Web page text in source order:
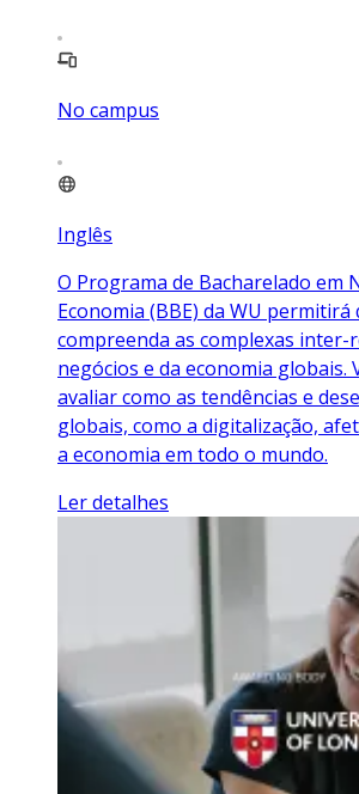
No campus
Inglês
O Programa de Bacharelado em
Economia (BBE) da WU permitirá
compreenda as complexas inter-
negócios e da economia globais.
avaliar como as tendências e
globais, como a digitalização,
a economia em todo o mundo.
Ler detalhes